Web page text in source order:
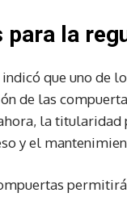
la
indicó que uno de
de las
la
y el